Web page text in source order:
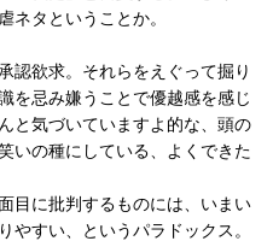
ネタということか。
認欲求。それらをえぐって掘り
を忌み嫌うことで優越感を感じ
と気づいていますよ的な、頭の
いの種にしている、よくできた
目に批判するものには、いまい
やすい、というパラドックス。